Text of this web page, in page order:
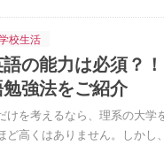
校生活
の能力は必須？
強法をご紹介
けを考えるなら、理系の大学
ど高くはありません。しかし